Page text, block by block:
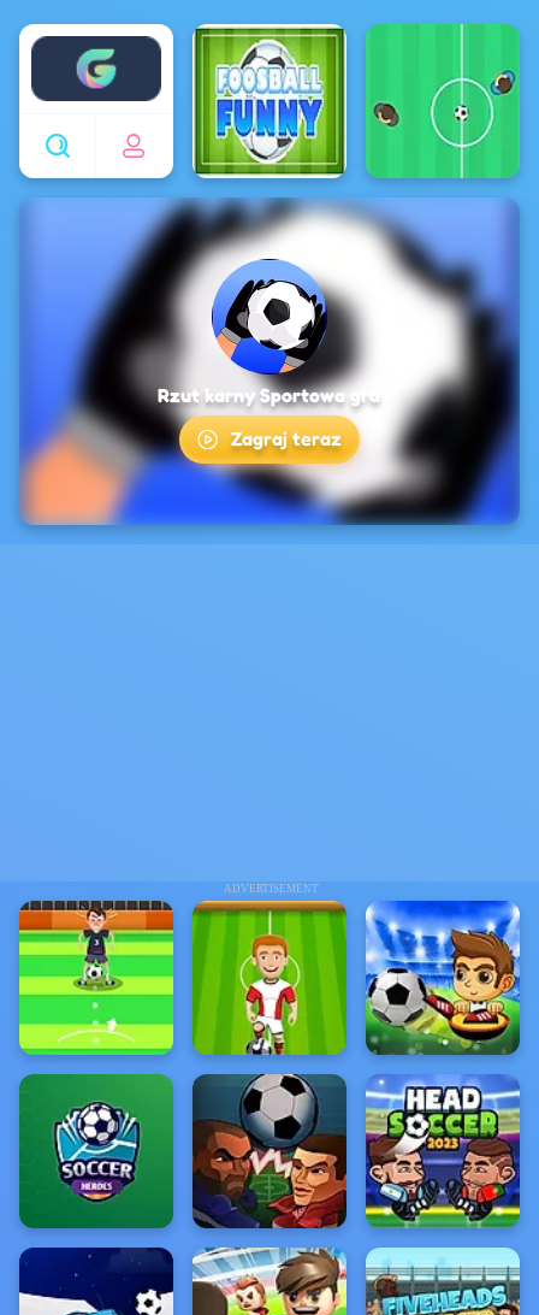
Enjoy4fun
ADVERTISEMENT
Rzut karny Sportowa gra
Zagraj teraz